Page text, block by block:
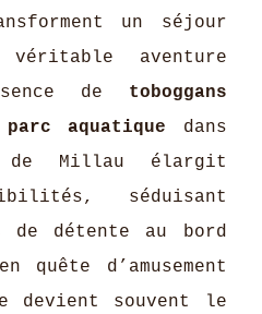
un séjour
aventure
de toboggans
parc aquatique dans
de Millau élargit
séduisant
de détente au bord
quête d’amusement
devient souvent le